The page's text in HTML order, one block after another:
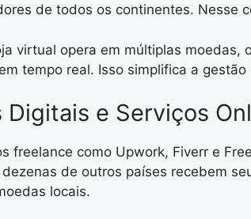
de todos os continentes. Nesse
virtual opera em múltiplas
tempo real. Isso simplifica a
e Serviços
freelance como Upwork, Fiverr e
de outros países recebem
locais.